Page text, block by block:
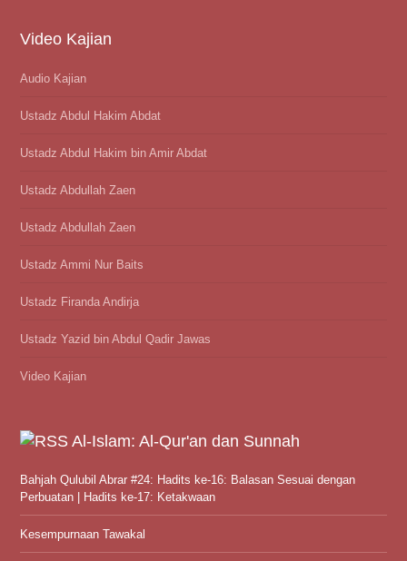
Video Kajian
Audio Kajian
Ustadz Abdul Hakim Abdat
Ustadz Abdul Hakim bin Amir Abdat
Ustadz Abdullah Zaen
Ustadz Abdullah Zaen
Ustadz Ammi Nur Baits
Ustadz Firanda Andirja
Ustadz Yazid bin Abdul Qadir Jawas
Video Kajian
Al-Islam: Al-Qur'an dan Sunnah
Bahjah Qulubil Abrar #24: Hadits ke-16: Balasan Sesuai dengan
Perbuatan | Hadits ke-17: Ketakwaan
Kesempurnaan Tawakal